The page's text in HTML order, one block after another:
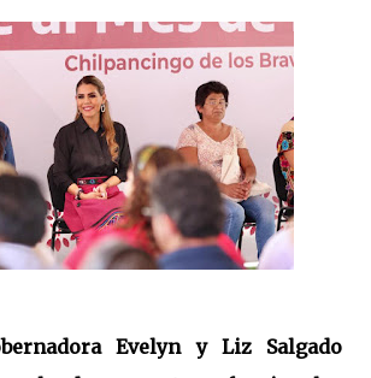
Evelyn y Liz Salgado